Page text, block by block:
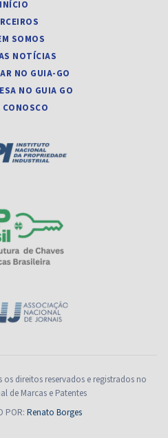
INÍCIO
SOMOS
NOTÍCIAS
NO GUIA-GO
NO GUIA GO
CONOSCO
direitos reservados e registrados no
de Marcas e Patentes
POR: Renato Borges